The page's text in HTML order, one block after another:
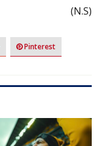
(N.S)
Pinterest